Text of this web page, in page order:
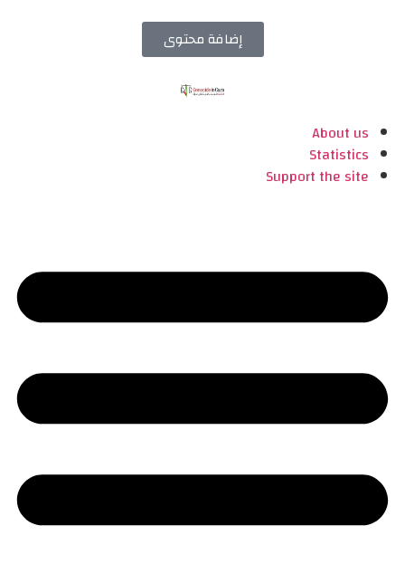
إضافة محتوى
About us
Statistics
Support the site